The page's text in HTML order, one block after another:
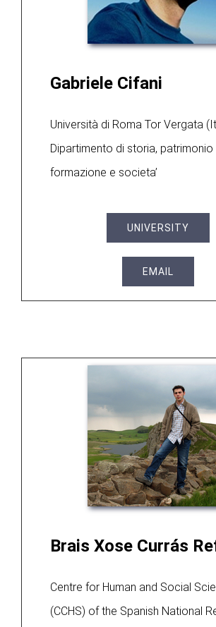
Gabriele Cifani
Università di Roma Tor Vergata
Dipartimento di storia, patrimonio
formazione e societa’
UNIVERSITY
EMAIL
Brais Xose Currás
Centre for Human and Social
(CCHS) of the Spanish National